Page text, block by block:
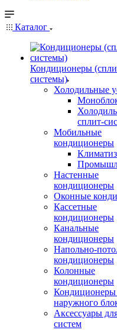
Каталог
Кондиционеры
системы)
Холодильные
сплит-
Мобильные
кондиционеры
Настенные
кондиционеры
Оконные
Кассетные
кондиционеры
Канальные
кондиционеры
Напольно-
кондиционеры
Колонные
кондиционеры
Кондиционеры
наружного
Аксессуары
систем